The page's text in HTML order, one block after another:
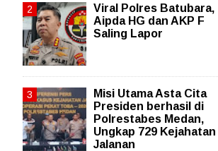
Viral Polres Batubara,
Aipda HG dan AKP F
Saling Lapor
Misi Utama Asta Cita
Presiden berhasil di
Polrestabes Medan,
Ungkap 729 Kejahatan
Jalanan